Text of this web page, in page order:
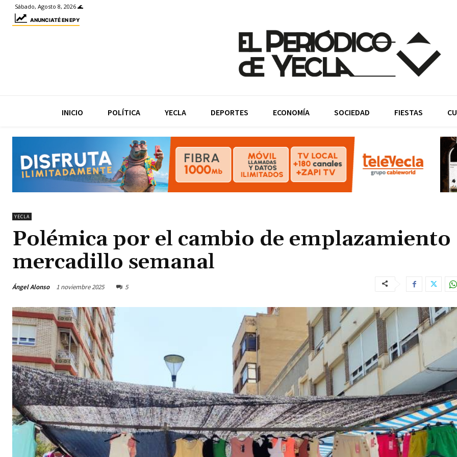
Sábado, Agosto 8, 2026 🌊
ANUNCIATÉ EN EPY
INICIO POLÍTICA YECLA DEPORTES ECONOMÍA SOCIEDAD FIESTAS
YECLA
Polémica por el cambio de emplazamiento
mercadillo semanal
Ángel Alonso 1 noviembre 2025 5